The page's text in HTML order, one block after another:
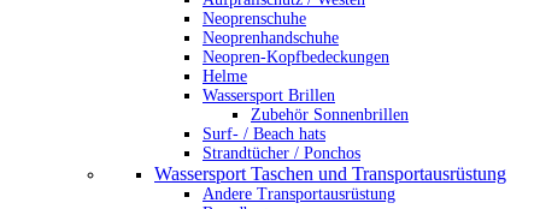
Neoprenschuhe
Neoprenhandschuhe
Neopren-Kopfbedeckungen
Helme
Wassersport Brillen
Zubehör Sonnenbrillen
Surf- / Beach hats
Strandtücher / Ponchos
Wassersport Taschen und Transportausrüstung
Andere Transportausrüstung